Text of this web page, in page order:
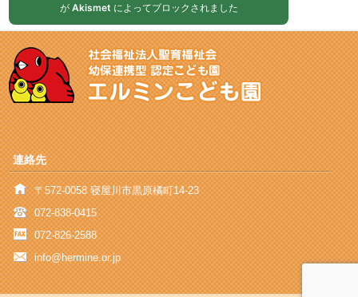
が Akismet によってブロックされました
連絡先
〒572-0058 寝屋川市黒原橘町14-23
072-838-0415
072-826-2588
info@hermine.or.jp